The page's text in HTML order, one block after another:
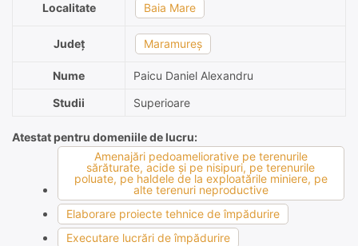
Localitate Baia Mare
Județ Maramureș
Nume
Paicu Daniel Alexandru
Studii
Superioare
Atestat pentru domeniile de lucru:
Amenajări pedoameliorative pe terenurile
sărăturate, acide şi pe nisipuri, pe terenurile
poluate, pe haldele de la exploatările miniere, pe
alte terenuri neproductive
Elaborare proiecte tehnice de împădurire
Executare lucrări de împădurire